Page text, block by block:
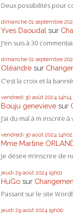
Deux possibilités pour
dimanche 01 septembre
Yves Daoudal sur
J'en suis à 30
dimanche 01 septembre
Oléandre sur
C'est la croix et la
vendredi 30 août 2024 14h14
Bouju genevieve sur
J’ai du mal à m inscrire
vendredi 30 août 2024 14h02
Mme Martine
Je désire m’inscrire de
jeudi 29 août 2024 19h01
HuGo sur
Passant sur le site
jeudi 29 août 2024 19h00